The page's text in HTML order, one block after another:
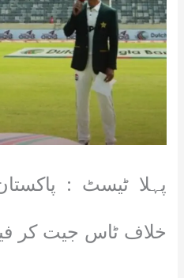
پہلا ٹیسٹ :
خلاف ٹاس جیت کر